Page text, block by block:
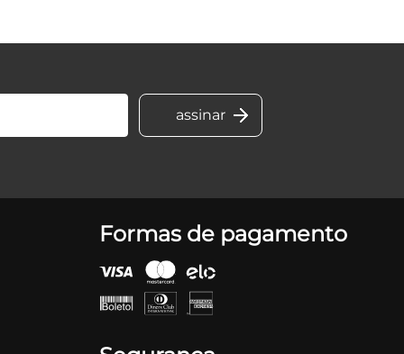
Formas de pagamento